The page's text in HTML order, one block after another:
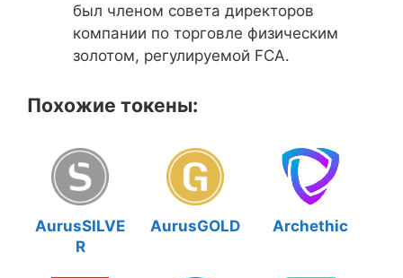
был членом совета директоров
компании по торговле физическим
золотом, регулируемой FCA.
Похожие токены:
AurusSILVE
R
AurusGOLD Archethic